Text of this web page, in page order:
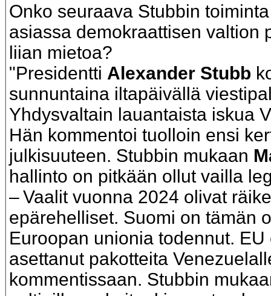
Onko seuraava Stubbin
asiassa demokraattisen valtion
liian mietoa?
"Presidentti Alexander Stubb
sunnuntaina iltapäivällä
Yhdysvaltain lauantaista iskua
Hän kommentoi tuolloin ensi
julkisuuteen. Stubbin mukaan
hallinto on pitkään ollut vailla
– Vaalit vuonna 2024 olivat
epärehelliset. Suomi on tämän
Euroopan unionia todennut. EU
asettanut pakotteita
kommentissaan. Stubbin